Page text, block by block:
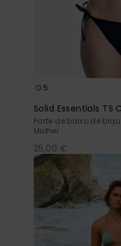
5
Solid Essentials TS
Parte de baixo de
Mulher
25,00 €